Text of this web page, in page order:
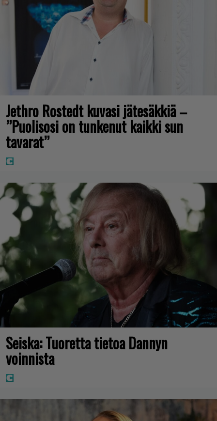
Jethro Rostedt kuvasi jätesäkkiä –
”Puolisosi on tunkenut kaikki sun
tavarat”
Seiska: Tuoretta tietoa Dannyn
voinnista